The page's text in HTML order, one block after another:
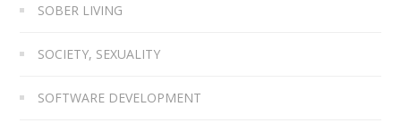
SOBER LIVING
SOCIETY, SEXUALITY
SOFTWARE DEVELOPMENT